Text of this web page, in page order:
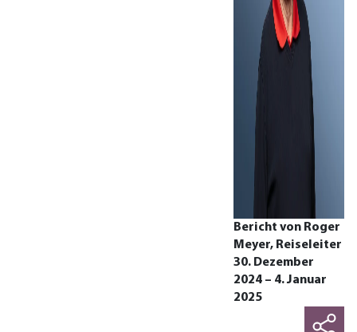
Bericht von Roger
Meyer, Reiseleiter
30. Dezember
2024 – 4. Januar
2025